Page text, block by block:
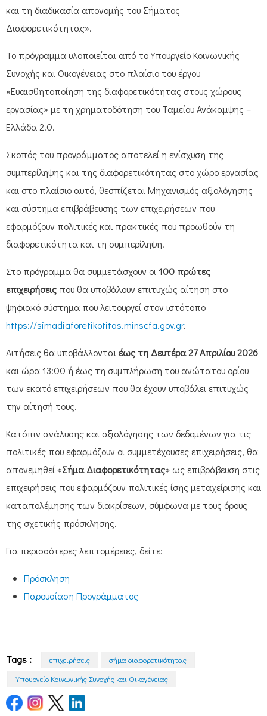
και τη διαδικασία απονομής του Σήματος
Διαφορετικότητας».
Το πρόγραμμα υλοποιείται από το Υπουργείο Κοινωνικής
Συνοχής και Οικογένειας στο πλαίσιο του έργου
«Ευαισθητοποίηση της διαφορετικότητας στους χώρους
εργασίας» με τη χρηματοδότηση του Ταμείου Ανάκαμψης –
Ελλάδα 2.0.
Σκοπός του προγράμματος αποτελεί η ενίσχυση της
συμπερίληψης και της διαφορετικότητας στο χώρο εργασίας
και στο πλαίσιο αυτό, θεσπίζεται Μηχανισμός αξιολόγησης
και σύστημα επιβράβευσης των επιχειρήσεων που
εφαρμόζουν πολιτικές και πρακτικές που προωθούν τη
διαφορετικότητα και τη συμπερίληψη.
Στο πρόγραμμα θα συμμετάσχουν οι 100 πρώτες
επιχειρήσεις που θα υποβάλουν επιτυχώς αίτηση στο
ψηφιακό σύστημα που λειτουργεί στον ιστότοπο
https://simadiaforetikotitas.minscfa.gov.gr.
Αιτήσεις θα υποβάλλονται έως τη Δευτέρα 27 Απριλίου 2026
και ώρα 13:00 ή έως τη συμπλήρωση του ανώτατου ορίου
των εκατό επιχειρήσεων που θα έχουν υποβάλει επιτυχώς
την αίτησή τους.
Κατόπιν ανάλυσης και αξιολόγησης των δεδομένων για τις
πολιτικές που εφαρμόζουν οι συμμετέχουσες επιχειρήσεις, θα
απονεμηθεί «Σήμα Διαφορετικότητας» ως επιβράβευση στις
επιχειρήσεις που εφαρμόζουν πολιτικές ίσης μεταχείρισης και
καταπολέμησης των διακρίσεων, σύμφωνα με τους όρους
της σχετικής πρόσκλησης.
Για περισσότερες λεπτομέρειες, δείτε:
Πρόσκληση
Παρουσίαση Προγράμματος
Tags : επιχειρήσεις
σήμα διαφορετικότητας
Υπουργείο Κοινωνικής Συνοχής και Οικογένειας